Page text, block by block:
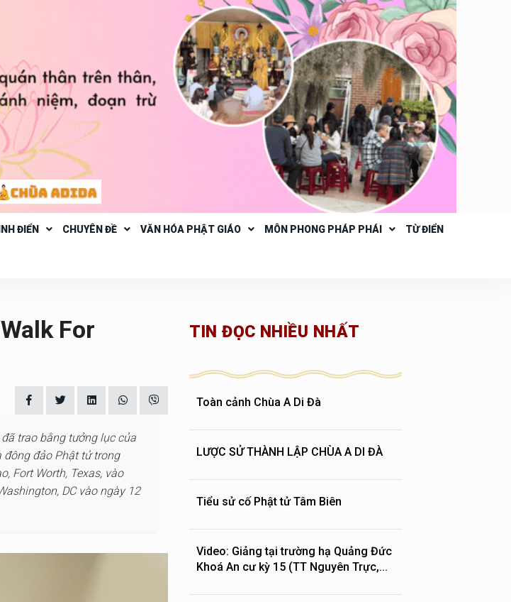
ĐIỂN CHUYÊN ĐỀ VĂN HÓA PHẬT GIÁO MÔN PHONG PHÁP PHÁI TỪ ĐIỂN
For
trao bằng tưởng lục của
đông đảo Phật tử trong
Fort Worth, Texas, vào
DC vào ngày 12
TIN ĐỌC NHIỀU NHẤT
Toàn cảnh Chùa A Di Đà
LƯỢC SỬ THÀNH LẬP CHÙA A DI ĐÀ
Tiểu sử cố Phật tử Tâm Biên
Video: Giảng tại trường hạ Quảng Đức
Khoá An cư kỳ 15 (TT Nguyên Trực,...